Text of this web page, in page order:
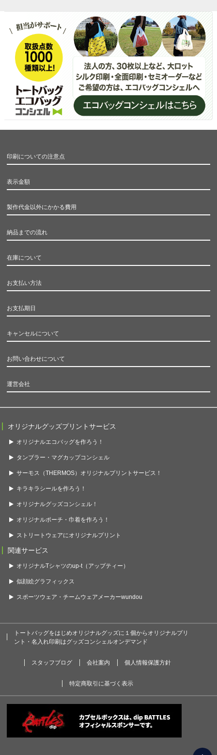
印刷についての注意点
表示金額
製作代金以外にかかる費用
納品までの流れ
在庫について
お支払い方法
お支払期日
キャンセルについて
お問い合わせについて
運営会社
オリジナルグッズプリントサービス
オリジナルエコバッグを作ろう！
タンブラー・マグカップコンシェル
サーモス（THERMOS）オリジナルプリントサービス！
キラキラシールを作ろう！
オリジナルグッズコンシェル！
オリジナルポーチ・巾着を作ろう！
ストリートウェアにオリジナルプリント
関連サービス
オリジナルTシャツのup-t（アップティー）
似顔絵グラフィックス
スポーツウェア・チームウェアメーカーwundou
トートバッグをはじめオリジナルグッズに１個からオリジナルプリ
ント・名入れ印刷はグッズコンシェルオンデマンド
スタッフブログ 会社案内 個人情報保護方針
特定商取引に基づく表示